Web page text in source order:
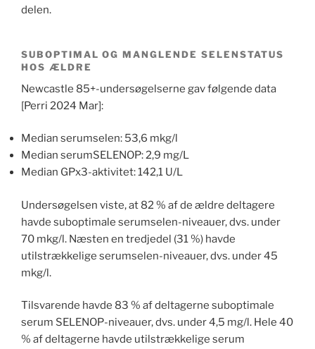
delen.
SUBOPTIMAL OG MANGLENDE SELENSTATUS
HOS ÆLDRE
Newcastle 85+-undersøgelserne gav følgende data
[Perri 2024 Mar]:
Median serumselen: 53,6 mkg/l
Median serumSELENOP: 2,9 mg/L
Median GPx3-aktivitet: 142,1 U/L
Undersøgelsen viste, at 82 % af de ældre deltagere
havde suboptimale serumselen-niveauer, dvs. under
70 mkg/l. Næsten en tredjedel (31 %) havde
utilstrækkelige serumselen-niveauer, dvs. under 45
mkg/l.
Tilsvarende havde 83 % af deltagerne suboptimale
serum SELENOP-niveauer, dvs. under 4,5 mg/l. Hele 40
% af deltagerne havde utilstrækkelige serum